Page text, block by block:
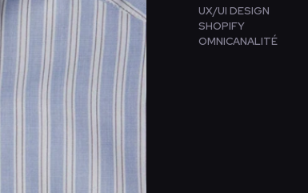
UX/UI DESIGN
SHOPIFY
OMNICANALITÉ